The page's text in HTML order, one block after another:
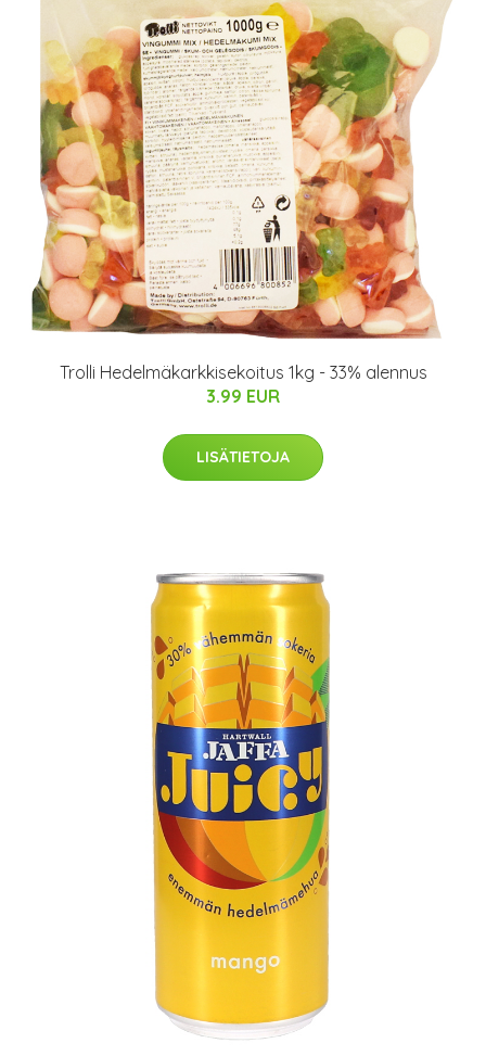
Trolli Hedelmäkarkkisekoitus 1kg - 33% alennus
3.99 EUR
LISÄTIETOJA